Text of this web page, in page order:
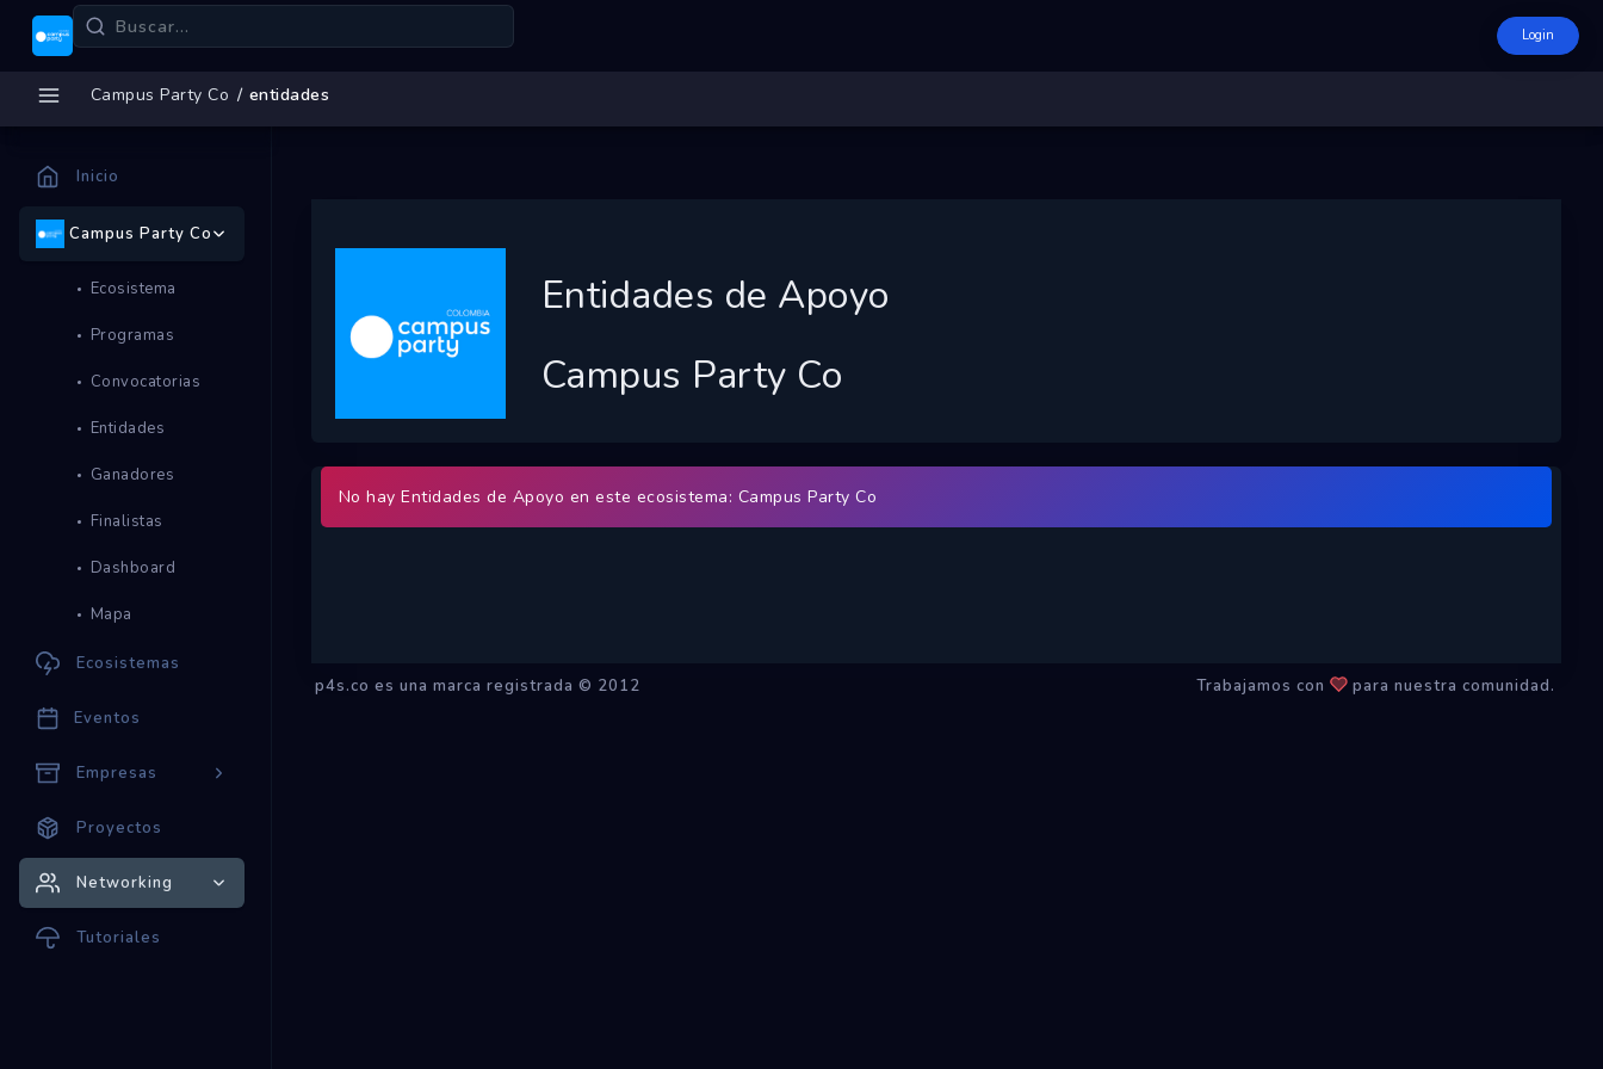
Login
Campus Party Co entidades
Inicio
Campus Party Co
Ecosistema
Programas
Convocatorias
Entidades
Ganadores
Finalistas
Dashboard
Mapa
Ecosistemas
Eventos
Empresas
Proyectos
Networking
Tutoriales
Entidades de Apoyo
Campus Party Co
No hay Entidades de Apoyo en este ecosistema: Campus Party Co
p4s.co es una marca registrada © 2012 Trabajamos con para nuestra comunidad.